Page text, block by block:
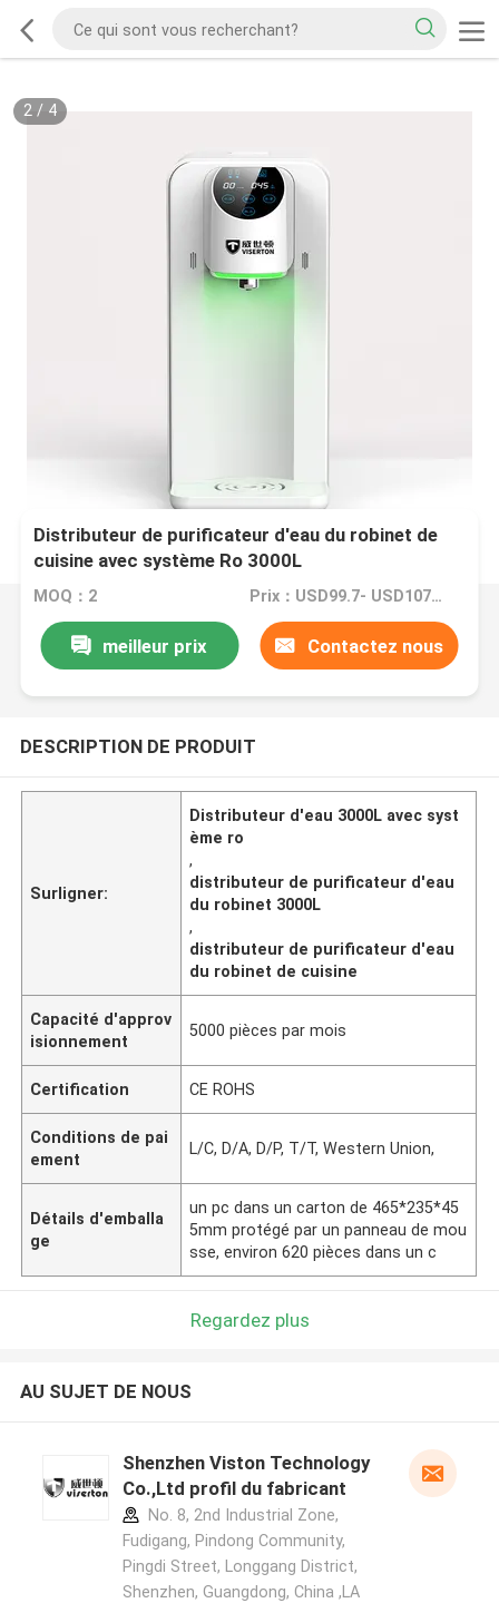
2/ 4
Distributeur de purificateur d'eau du robinet de
cuisine avec système Ro 3000L
MOQ：2 Prix：USD99.7- USD107.1
meilleur prix Contactez nous
DESCRIPTION DE PRODUIT
Surligner:
Distributeur d'eau 3000L avec syst
ème ro
,
distributeur de purificateur d'eau
du robinet 3000L
,
distributeur de purificateur d'eau
du robinet de cuisine
Capacité d'approv
isionnement
5000 pièces par mois
Certification CE ROHS
Conditions de pai
ement
L/C, D/A, D/P, T/T, Western Union,
Détails d'emballa
ge
un pc dans un carton de 465*235*45
5mm protégé par un panneau de mou
sse, environ 620 pièces dans un c
Regardez plus
AU SUJET DE NOUS
Shenzhen Viston Technology
Co.,Ltd profil du fabricant
No. 8, 2nd Industrial Zone,
Fudigang, Pindong Community,
Pingdi Street, Longgang District,
Shenzhen, Guangdong, China ,LA